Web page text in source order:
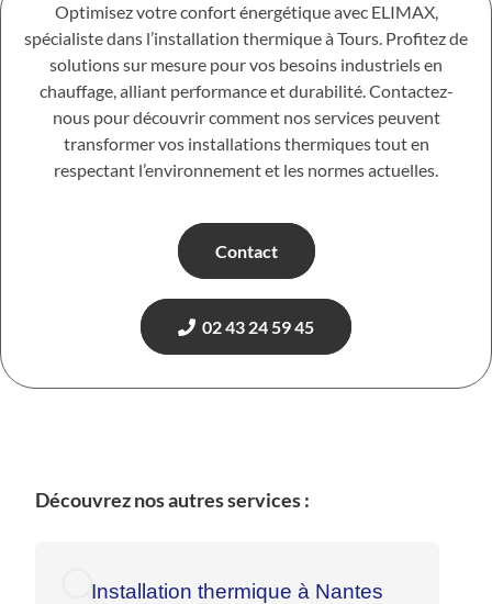
Optimisez votre confort énergétique avec ELIMAX,
spécialiste dans l’installation thermique à Tours. Profitez de
solutions sur mesure pour vos besoins industriels en
chauffage, alliant performance et durabilité. Contactez-
nous pour découvrir comment nos services peuvent
transformer vos installations thermiques tout en
respectant l’environnement et les normes actuelles.
Contact
02 43 24 59 45
Découvrez nos autres services :
Installation thermique à Nantes